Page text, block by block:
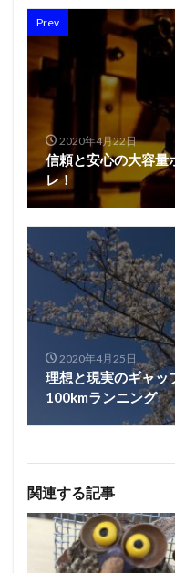
Prev
2020年4月22日
信頼と安心の大容量
レ！
2020年4月25日
理想と現実のギャッ
100kmランニング
関連する記事